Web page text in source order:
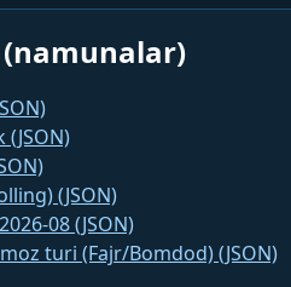
(JSON)
08 (JSON)
turi (Fajr/Bomdod) (JSON)